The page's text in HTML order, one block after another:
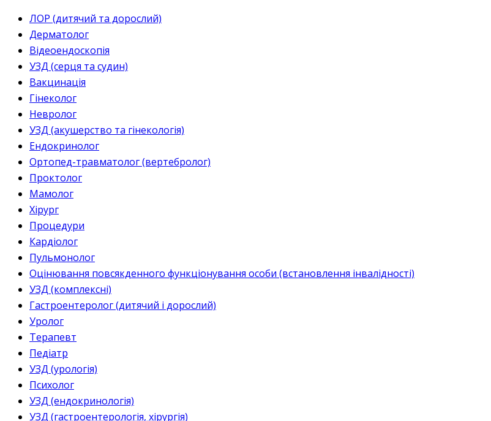
ЛОР (дитячий та дорослий)
Дерматолог
Відеоендоскопія
УЗД (серця та судин)
Вакцинація
Гінеколог
Невролог
УЗД (акушерство та гінекологія)
Ендокринолог
Ортопед-травматолог (вертебролог)
Проктолог
Мамолог
Хірург
Процедури
Кардіолог
Пульмонолог
Оцінювання повсякденного функціонування особи (встановлення інвалідності)
УЗД (комплексні)
Гастроентеролог (дитячий і дорослий)
Уролог
Терапевт
Педіатр
УЗД (урологія)
Психолог
УЗД (ендокринологія)
УЗД (гастроентерологія, хірургія)